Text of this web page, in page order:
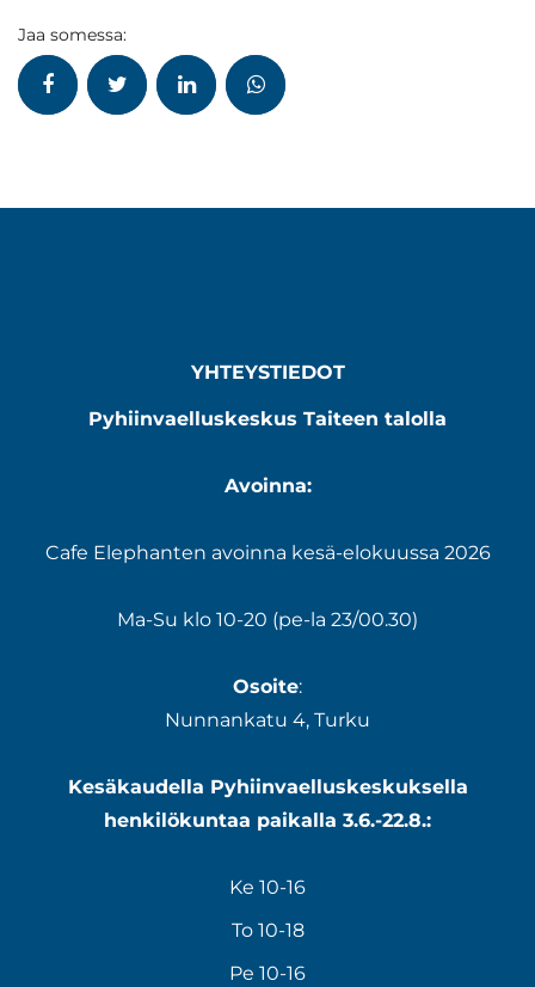
Jaa somessa:
YHTEYSTIEDOT
Pyhiinvaelluskeskus Taiteen talolla
Avoinna:
Cafe Elephanten avoinna kesä-elokuussa 2026
Ma-Su klo 10-20 (pe-la 23/00.30)
Osoite:
Nunnankatu 4, Turku
Kesäkaudella Pyhiinvaelluskeskuksella
henkilökuntaa paikalla 3.6.-22.8.:
Ke 10-16
To 10-18
Pe 10-16